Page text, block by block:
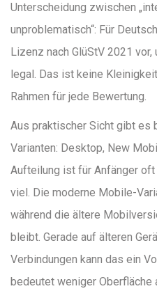
Unterscheidung zwischen
unproblematisch“: Für
Lizenz nach GlüStV 2021
legal. Das ist keine
Rahmen für jede Bewertung.
Aus praktischer Sicht gibt es
Varianten: Desktop, New
Aufteilung ist für Anfänger
viel. Die moderne Mobile-
während die ältere
bleibt. Gerade auf älteren
Verbindungen kann das ein
bedeutet weniger Oberfläche